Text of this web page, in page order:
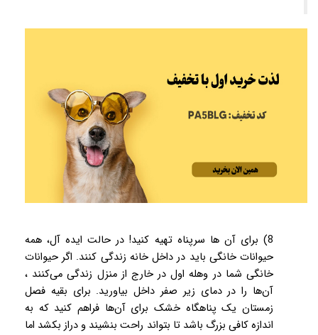
8) برای آن ها سرپناه تهیه کنید! در حالت ایده آل، همه
حیوانات خانگی باید در داخل خانه زندگی کنند. اگر حیوانات
خانگی شما در وهله اول در خارج از منزل زندگی می‌کنند ،
آن‌ها را در دمای زیر صفر داخل بیاورید. برای بقیه فصل
زمستان یک پناهگاه خشک برای آن‌ها فراهم کنید که به
اندازه کافی بزرگ باشد تا بتواند راحت بنشیند و دراز بکشد اما